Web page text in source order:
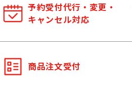
予約受付代行・変更・
キャンセル対応
商品注文受付